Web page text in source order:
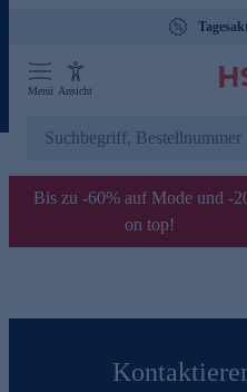
Menü Ansicht
Bis zu -60% auf Mode und -
on top!